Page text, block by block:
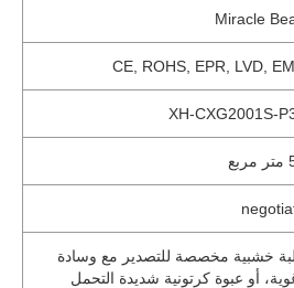
Miracle
CE, ROHS, EPR, LVD,
XH-CXG2001S-
خشبية مخصصة للتصدير مع وسادة
أو عبوة كرتونية شديدة التحمل